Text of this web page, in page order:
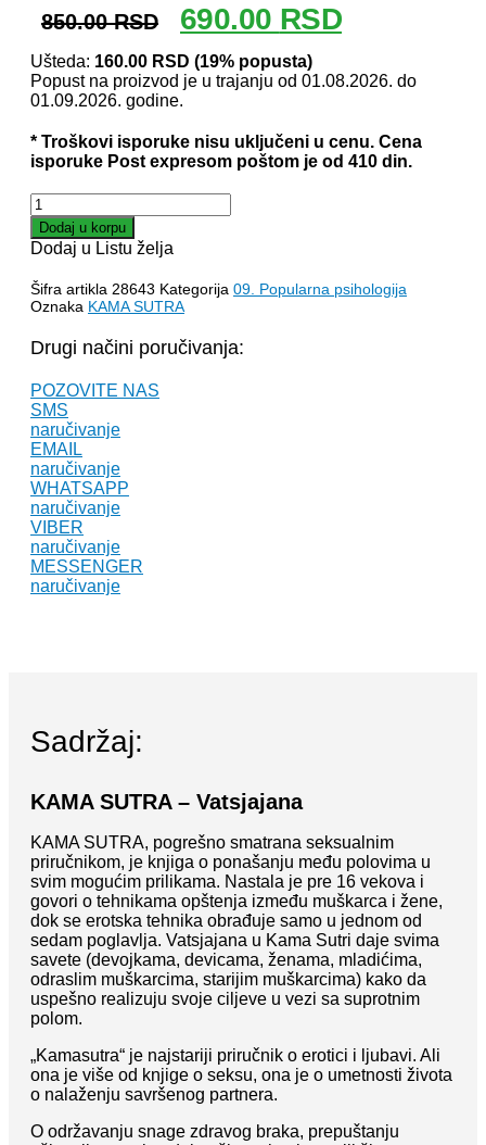
850.00RSD
Originalna
cena
je
bila:
850.00 RSD.
690.00 RSDTrenutna
cena
690.00 RSD.
Ušteda: 160.00 RSD (19% popusta)
Popust na proizvod je u trajanju od 01.08.2026. do
01.09.2026. godine.
* Troškovi isporuke nisu uključeni u cenu. Cena
isporuke Post expresom poštom je od 410 din.
KAMA
SUTRA
-
Vatsjajana
količina
Dodaj u korpu
Dodaj u Listu želja
Šifra artikla 28643 Kategorija 09. Popularna psihologija
Oznaka KAMA SUTRA
Drugi načini poručivanja:
POZOVITE NAS
SMS
naručivanje
EMAIL
naručivanje
WHATSAPP
naručivanje
VIBER
naručivanje
MESSENGER
naručivanje
Sadržaj:
KAMA SUTRA – Vatsjajana
KAMA SUTRA, pogrešno smatrana seksualnim
priručnikom, je knjiga o ponašanju među polovima u
svim mogućim prilikama. Nastala je pre 16 vekova i
govori o tehnikama opštenja između muškarca i žene,
dok se erotska tehnika obrađuje samo u jednom od
sedam poglavlja. Vatsjajana u Kama Sutri daje svima
savete (devojkama, devicama, ženama, mladićima,
odraslim muškarcima, starijim muškarcima) kako da
uspešno realizuju svoje ciljeve u vezi sa suprotnim
polom.
„Kamasutra“ je najstariji priručnik o erotici i ljubavi. Ali
ona je više od knjige o seksu, ona je o umetnosti života
o nalaženju savršenog partnera.
O održavanju snage zdravog braka, prepuštanju